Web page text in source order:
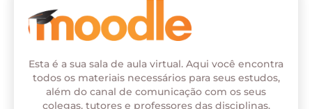
Esta é a sua sala de aula virtual. Aqui você encontra
todos os materiais necessários para seus estudos,
além do canal de comunicação com os seus
colegas, tutores e professores das disciplinas.